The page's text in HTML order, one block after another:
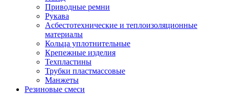
Приводные ремни
Рукава
Асбестотехнические и теплоизоляционные
материалы
Кольца уплотнительные
Крепежные изделия
Техпластины
Трубки пластмассовые
Манжеты
Резиновые смеси